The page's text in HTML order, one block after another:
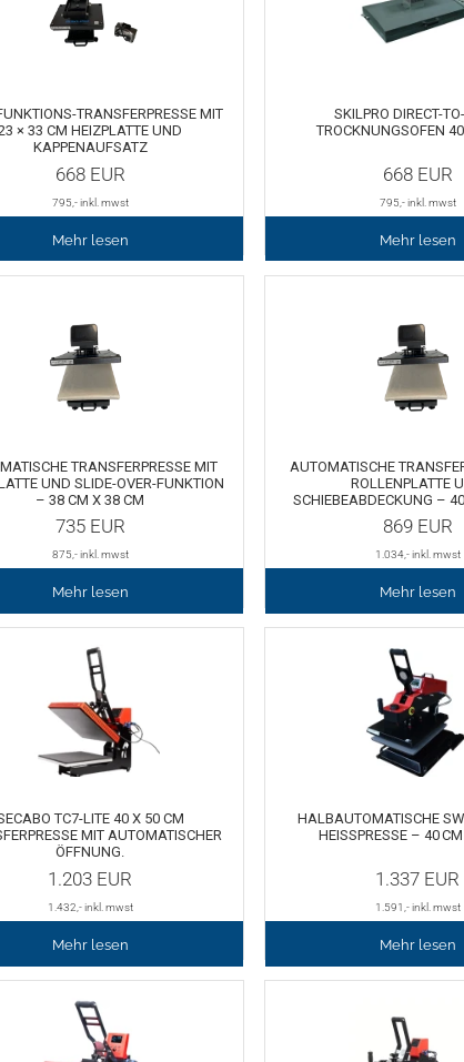
TRANSFERPRESSE MIT
× 33 CM HEIZPLATTE UND
KAPPENAUFSATZ
668EUR
795 ,- inkl. mwst
Mehr lesen
SKILPRO DIRECT-
TROCKNUNGSOFEN
668EUR
795 ,- inkl. mwst
Mehr lesen
TRANSFERPRESSE MIT
UND SLIDE-OVER-FUNKTION
– 38 CM X 38 CM
735EUR
875 ,- inkl. mwst
Mehr lesen
AUTOMATISCHE
ROLLENPLATTE
SCHIEBEABDECKUNG –
869EUR
1.034,- inkl. mwst
Mehr lesen
TC7-LITE 40 X 50 CM
MIT AUTOMATISCHER
ÖFFNUNG.
1.203 EUR
1.432 ,- inkl. mwst
Mehr lesen
HALBAUTOMATISCHE
HEISSPRESSE – 40 CM
1.337 EUR
1.591 ,- inkl. mwst
Mehr lesen